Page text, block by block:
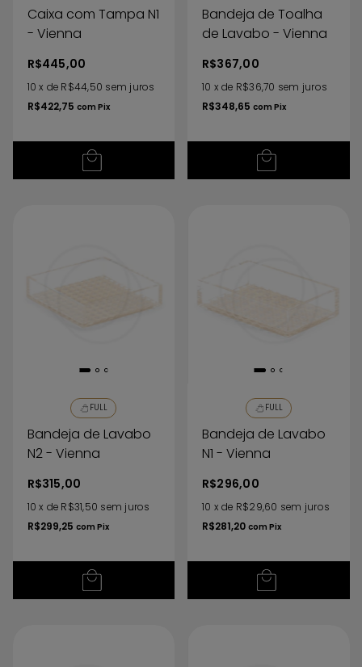
Caixa com Tampa N1
- Vienna
R$445,00
10 x de R$44,50 sem juros
R$422,75 com Pix
Bandeja de Toalha
de Lavabo - Vienna
R$367,00
10 xde R$36,70 sem juros
R$348,65 com Pix
FULL
Bandeja de Lavabo
N2 - Vienna
R$315,00
10 x de R$31,50 sem juros
R$299,25 com Pix
FULL
Bandeja de Lavabo
N1 - Vienna
R$296,00
10 xde R$29,60 sem juros
R$281,20 com Pix